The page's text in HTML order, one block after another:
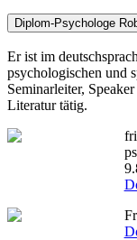
Diplom-Psychologe
Er ist im
psychologischen und
Seminarleiter,
Literatur tätig.